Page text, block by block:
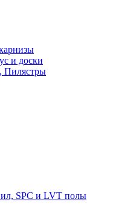
и доски
Пилястры
SPC и LVT полы